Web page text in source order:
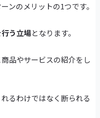
ンのメリットの1つです。
う立場となります。
品やサービスの紹介をし
るわけではなく断られる